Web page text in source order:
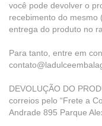
você pode devolver o
recebimento do mesmo
entrega do produto no
Para tanto, entre em
DEVOLUÇÃO DO
correios pelo “Frete a
Andrade 895 Parque